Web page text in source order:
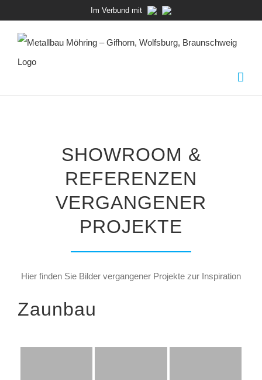
springen
Im Verbund mit
SHOWROOM &
REFERENZEN
VERGANGENER
PROJEKTE
Hier finden Sie Bilder vergangener Projekte zur Inspiration
Zaunbau